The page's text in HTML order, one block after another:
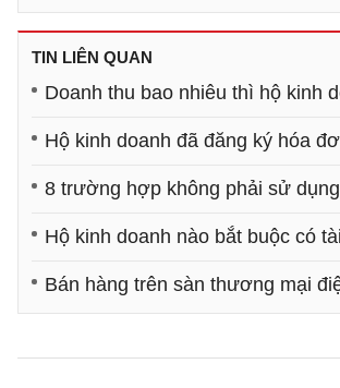
TIN LIÊN QUAN
Doanh thu bao nhiêu thì hộ kinh
Hộ kinh doanh đã đăng ký hóa
8 trường hợp không phải sử
Hộ kinh doanh nào bắt buộc có
Bán hàng trên sàn thương mại